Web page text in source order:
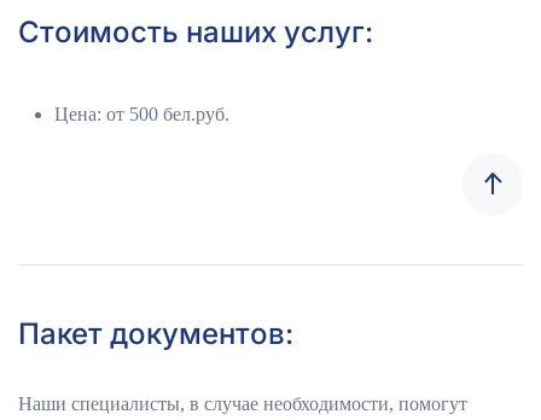
Стоимость наших услуг:
Цена: от 500 бел.руб.
Пакет документов:
Наши специалисты, в случае необходимости, помогут